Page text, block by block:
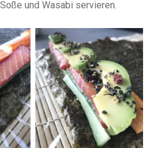
und Wasabi servieren.